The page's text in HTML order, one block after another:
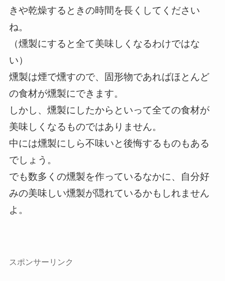
きや乾燥するときの時間を長くしてください
ね。
（燻製にすると全て美味しくなるわけではな
い）
燻製は煙で燻すので、固形物であればほとんど
の食材が燻製にできます。
しかし、燻製にしたからといって全ての食材が
美味しくなるものではありません。
中には燻製にしら不味いと後悔するものもある
でしょう。
でも数多くの燻製を作っているなかに、自分好
みの美味しい燻製が隠れているかもしれません
よ。
スポンサーリンク